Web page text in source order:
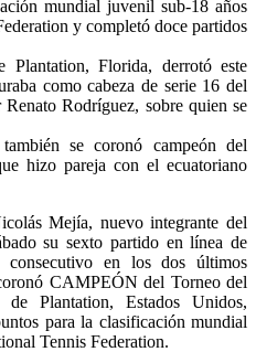
mundial juvenil sub-18 años
y completó doce partidos
Florida, derrotó este
como cabeza de serie 16 del
Rodríguez, sobre quien se
se coronó campeón del
hizo pareja con el ecuatoriano
Mejía, nuevo integrante del
su sexto partido en línea de
consecutivo en los dos últimos
CAMPEÓN del Torneo del
Plantation, Estados Unidos,
para la clasificación mundial
Tennis Federation.